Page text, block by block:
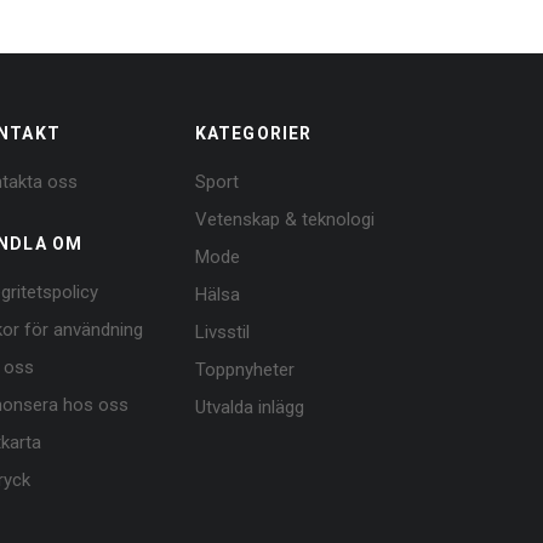
oss
OM
för användning
oss
hos oss
KATEGORIER
Sport
Vetenskap & teknologi
Mode
Hälsa
Livsstil
Toppnyheter
Utvalda inlägg